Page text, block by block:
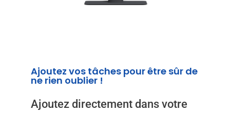
Ajoutez vos tâches pour être sûr de
ne rien oublier !
Ajoutez directement dans votre